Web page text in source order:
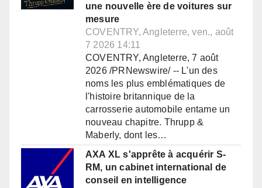
une nouvelle ère de voitures sur
mesure
COVENTRY, Angleterre, ven., août
7 2026 14:11
COVENTRY, Angleterre, 7 août
2026 /PRNewswire/ -- L'un des
noms les plus emblématiques de
l'histoire britannique de la
carrosserie automobile entame un
nouveau chapitre. Thrupp &
Maberly, dont les…
AXA XL s'apprête à acquérir S-
RM, un cabinet international de
conseil en intelligence